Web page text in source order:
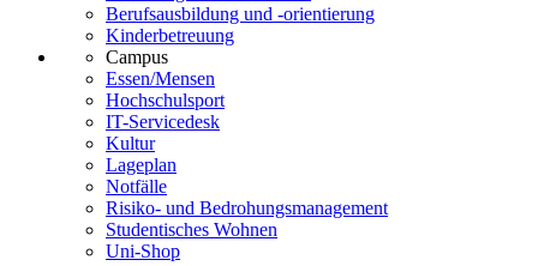
Berufsausbildung und -orientierung
Kinderbetreuung
Campus
Essen/Mensen
Hochschulsport
IT-Servicedesk
Kultur
Lageplan
Notfälle
Risiko- und Bedrohungsmanagement
Studentisches Wohnen
Uni-Shop